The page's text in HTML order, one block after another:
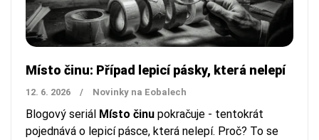
Místo činu: Případ lepicí pásky, která nelepí
12. 6. 2026 / Novinky na Eobalech
Blogový seriál Místo činu pokračuje - tentokrát
pojednává o lepicí pásce, která nelepí. Proč? To se